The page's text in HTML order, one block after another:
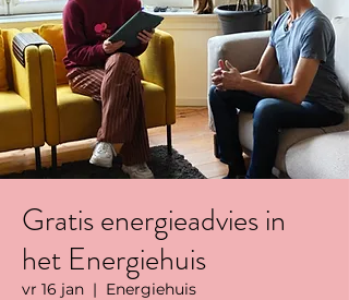
Gratis energieadvies in
het Energiehuis
vr 16 jan
  |
Energiehuis